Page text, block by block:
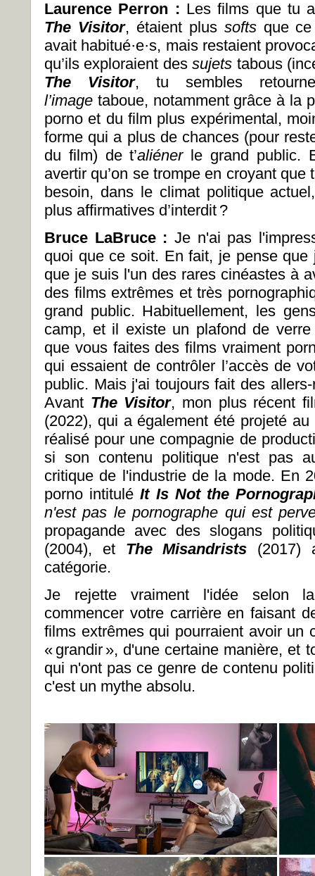
Laurence Perron : Les films que tu
The Visitor, étaient plus softs que
avait habitué·e·s, mais restaient
qu’ils exploraient dessujets tabous
The Visitor, tu sembles
l’image taboue, notamment grâce à la
porno et du film plus expérimental,
forme qui a plus de chances (pour
du film) de t’aliéner le grand public.
avertir qu’on se trompe en croyant que
besoin, dans le climat politique
plus affirmatives d’interdit ?
Bruce LaBruce : Je n'ai pas
quoi que ce soit. En fait, je pense
que je suis l'un des rares cinéastes à
des films extrêmes et très
grand public. Habituellement, les
camp, et il existe un plafond de
que vous faites des films vraiment
qui essaient de contrôler l’accès de
public. Mais j'ai toujours fait des
Avant The Visitor, mon plus récent
(2022), qui a également été projeté
réalisé pour une compagnie de
si son contenu politique n'est pas
critique de l'industrie de la mode. En
porno intituléIt Is Not the
n'est pas le pornographe qui est
propagande avec des slogans
(2004), et The Misandrists (2017)
catégorie.
Je rejette vraiment l'idée selon
commencer votre carrière en faisant
films extrêmes qui pourraient avoir un
« grandir », d'une certaine manière, et
qui n'ont pas ce genre de contenu
c'est un mythe absolu.